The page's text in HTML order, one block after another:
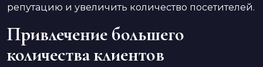
репутацию и увеличить количество посетителей.
Привлечение большего
количества клиентов